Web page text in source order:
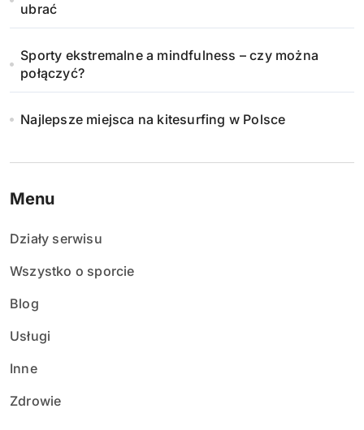
ubrać
Sporty ekstremalne a mindfulness – czy można
połączyć?
Najlepsze miejsca na kitesurfing w Polsce
Menu
Działy serwisu
Wszystko o sporcie
Blog
Usługi
Inne
Zdrowie